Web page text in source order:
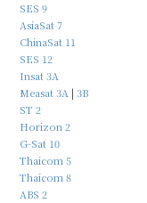
SES 9
AsiaSat 7
ChinaSat 11
SES 12
Insat 3A
Measat 3A| 3B
ST 2
Horizon 2
G-Sat 10
Thaicom 5
Thaicom 8
ABS 2